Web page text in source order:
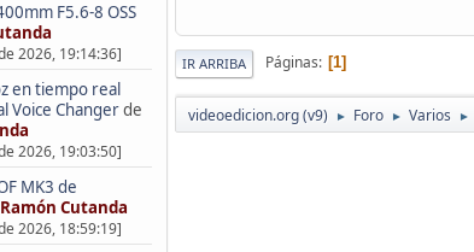
F5.6-8 OSS
2026, 19:14:36]
en tiempo real
Voice Changerde
2026, 19:03:50]
MK3 de
Ramón Cutanda
2026, 18:59:19]
IR ARRIBA Páginas 1
videoedicion.org (v9) ► Foro ► Varios ►